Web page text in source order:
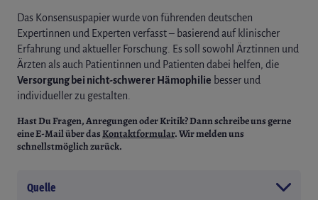
Das Konsensuspapier wurde von führenden deutschen
Expertinnen und Experten verfasst – basierend auf klinischer
Erfahrung und aktueller Forschung. Es soll sowohl Ärztinnen und
Ärzten als auch Patientinnen und Patienten dabei helfen, die
Versorgung bei nicht-schwerer Hämophilie besser und
individueller zu gestalten.
Hast Du Fragen, Anregungen oder Kritik? Dann schreibe uns gerne
eine E-Mail über dasKontaktformular. Wir melden uns
schnellstmöglich zurück.
Quelle